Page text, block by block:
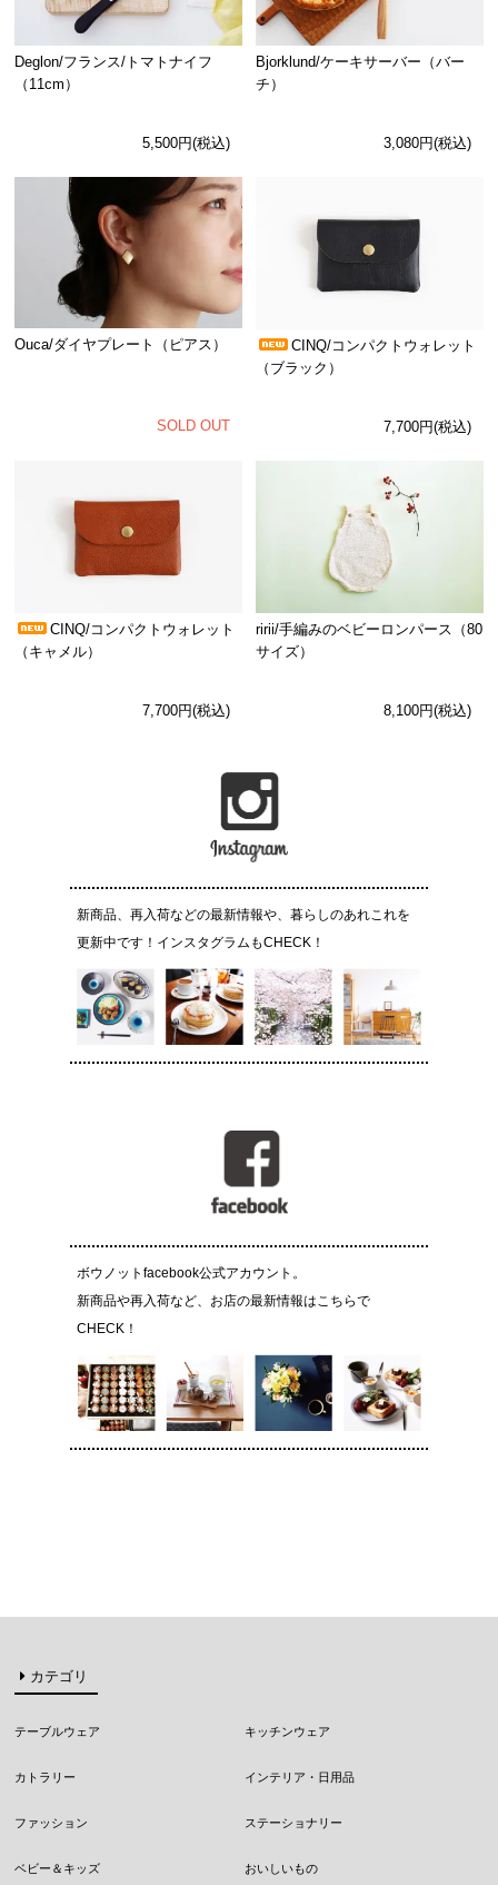
Deglon/フランス/トマトナイフ
（11cm）
5,500円(税込)
Bjorklund/ケーキサーバー（バー
チ）
3,080円(税込)
Ouca/ダイヤプレート（ピアス）
SOLD OUT
CINQ/コンパクトウォレット
（ブラック）
7,700円(税込)
CINQ/コンパクトウォレット
（キャメル）
7,700円(税込)
ririi/手編みのベビーロンパース（80
サイズ）
8,100円(税込)
新商品、再入荷などの最新情報や、暮らしのあれこれを
更新中です！インスタグラムもCHECK！
ボウノットfacebook公式アカウント。
新商品や再入荷など、お店の最新情報はこちらで
CHECK！
カテゴリ
テーブルウェア キッチンウェア
カトラリー インテリア・日用品
ファッション ステーショナリー
ベビー＆キッズ おいしいもの